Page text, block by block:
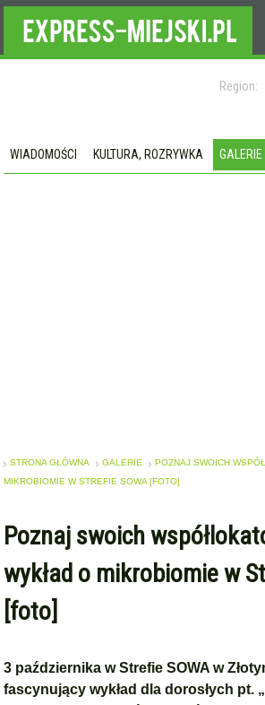
Region:
WIADOMOŚCI KULTURA, ROZRYWKA GALERIE
STRONA GŁÓWNA GALERIE
POZNAJ SWOICH
MIKROBIOMIE W STREFIE SOWA [FOTO]
Poznaj swoich
wykład o mikrobiomie w
[foto]
3 października w Strefie SOWA w
fascynujący wykład dla dorosłych pt.